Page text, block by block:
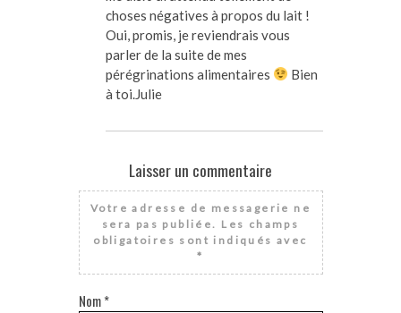
choses négatives à propos du lait !
Oui, promis, je reviendrais vous
parler de la suite de mes
pérégrinations alimentaires
Bien
à toi.Julie
Laisser un commentaire
Votre adresse de messagerie ne
sera pas publiée. Les champs
obligatoires sont indiqués avec
*
Nom*